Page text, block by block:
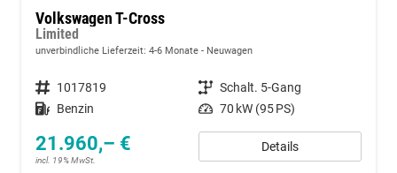
Volkswagen T-Cross
Limited
unverbindliche Lieferzeit: 4-6 Monate Neuwagen
Fahrzeugnummer 1017819 Getriebe Schalt. 5-Gang
Kraftstoff Benzin Leistung 70 kW (95 PS)
21.960,– €
incl. 19% MwSt.
Details